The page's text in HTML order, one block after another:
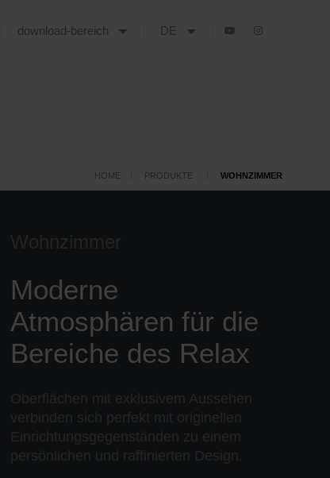
download-bereich DE
HOME PRODUKTE WOHNZIMMER
Moderne
Atmosphären für die
Bereiche des Relax